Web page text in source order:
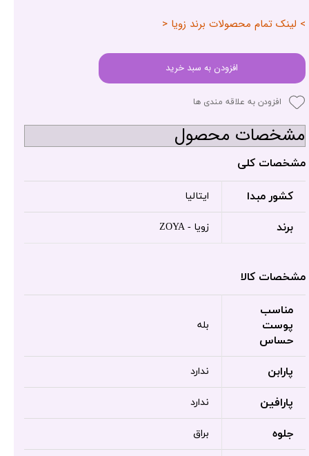
> لینک تمام محصولات برند زویا <
افزودن به سبد خرید
افزودن به علاقه مندی ها
مشخصات محصول
مشخصات کلی
کشور مبدا ایتالیا
برند زویا - ZOYA
مشخصات کالا
مناسب
پوست
حساس
بله
پارابن ندارد
پارافین ندارد
جلوه براق